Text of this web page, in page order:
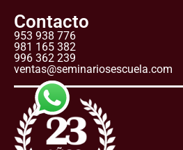
Contacto
953 938 776
981 165 382
996 362 239
ventas@seminariosescuela.com